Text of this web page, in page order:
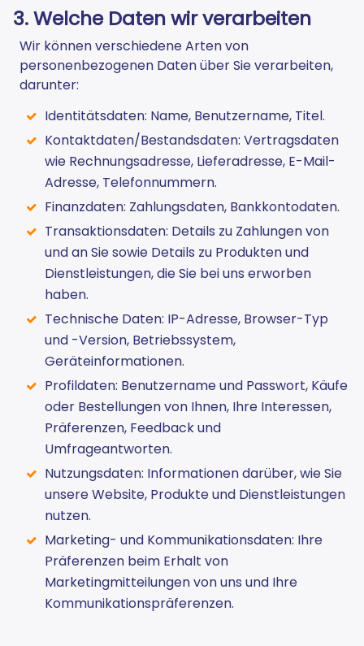
3. Welche Daten wir verarbeiten
Wir können verschiedene Arten von
personenbezogenen Daten über Sie verarbeiten,
darunter:
Identitätsdaten: Name, Benutzername, Titel.
Kontaktdaten/Bestandsdaten: Vertragsdaten
wie Rechnungsadresse, Lieferadresse, E-Mail-
Adresse, Telefonnummern.
Finanzdaten: Zahlungsdaten, Bankkontodaten.
Transaktionsdaten: Details zu Zahlungen von
und an Sie sowie Details zu Produkten und
Dienstleistungen, die Sie bei uns erworben
haben.
Technische Daten: IP-Adresse, Browser-Typ
und -Version, Betriebssystem,
Geräteinformationen.
Profildaten: Benutzername und Passwort, Käufe
oder Bestellungen von Ihnen, Ihre Interessen,
Präferenzen, Feedback und
Umfrageantworten.
Nutzungsdaten: Informationen darüber, wie Sie
unsere Website, Produkte und Dienstleistungen
nutzen.
Marketing- und Kommunikationsdaten: Ihre
Präferenzen beim Erhalt von
Marketingmitteilungen von uns und Ihre
Kommunikationspräferenzen.